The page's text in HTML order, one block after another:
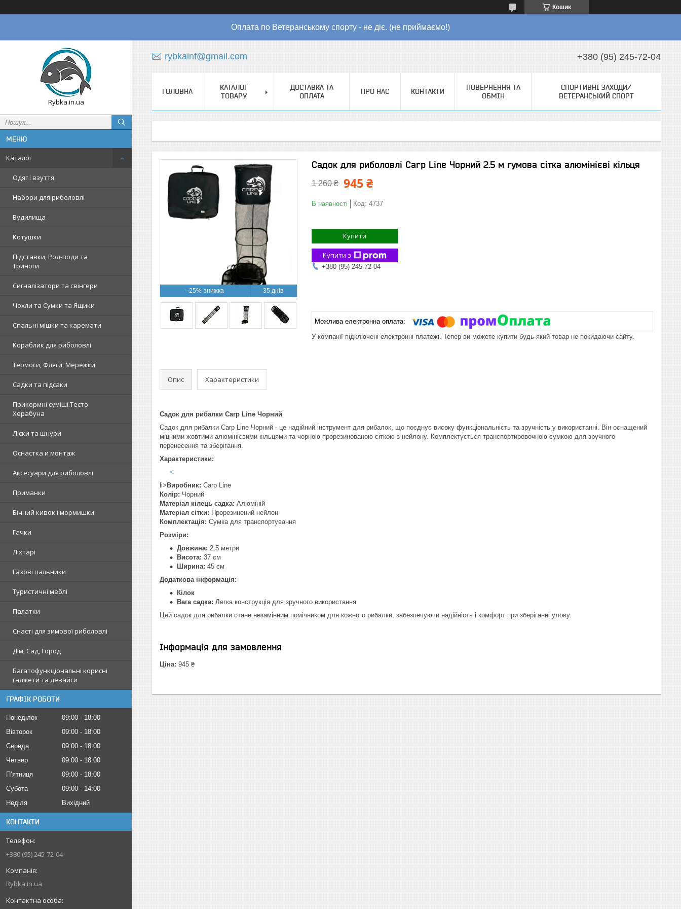
Кошик
Оплата по Ветеранському спорту - не діє. (не приймаємо!)
Rybka.in.ua
Каталог
Одяг і взуття
Набори для риболовлі
Вудилища
Котушки
Підставки, Род-поди та
Триноги
Сигналізатори та свінгери
Чохли та Сумки та Ящики
Спальні мішки та каремати
Кораблик для риболовлі
Термоси, Фляги, Мережки
Садки та підсаки
Прикормні суміші.Тесто
Херабуна
Ліски та шнури
Оснастка и монтаж
Аксесуари для риболовлі
Приманки
Бічний кивок і мормишки
Гачки
Ліхтарі
Газові пальники
Туристичні меблі
Палатки
Снасті для зимової риболовлі
Дім, Сад, Город
Багатофункціональні корисні
ґаджети та девайси
ГРАФІК РОБОТИ
Понеділок 09:00
18:00
Вівторок
09:00
18:00
Середа
09:00
18:00
Четвер
09:00
18:00
Пʼятниця
09:00
18:00
Субота
09:00
14:00
Неділя
Вихідний
КОНТАКТИ
+380 (95) 245-72-04
Rybka.in.ua
rybkainf@gmail.com +380 (95) 245-72-04
ГОЛОВНА
КАТАЛОГ
ТОВАРУ
ДОСТАВКА ТА
ОПЛАТА
ПРО НАС КОНТАКТИ
ПОВЕРНЕННЯ ТА
ОБМІН
СПОРТИВНІ ЗАХОДИ/
ВЕТЕРАНСЬКИЙ СПОРТ
–25% 35 днів
Садок для риболовлі Carp Line Чорний 2.5 м гумова сітка алюмінієві кільця
1 260 ₴ 945 ₴
В наявності Код: 4737
Купити
Купити з
+380 (95) 245-72-04
У компанії підключені електронні платежі. Тепер ви можете купити будь-який товар не покидаючи сайту.
Опис Характеристики
Садок для рибалки Carp Line Чорний
Садок для рибалки Carp Line Чорний - це надійний інструмент для рибалок, що поєднує високу функціональність та зручність у використанні. Він оснащений
міцними жовтими алюмінієвими кільцями та чорною прорезинованою сіткою з нейлону. Комплектується транспортировочною сумкою для зручного
перенесення та зберігання.
Характеристики:
<
li> Виробник: Carp Line
Колір: Чорний
Матеріал кілець садка: Алюміній
Матеріал сітки: Прорезинений нейлон
Комплектація: Сумка для транспортування
Розміри:
Довжина: 2.5 метри
Висота: 37 см
Ширина: 45 см
Додаткова інформація:
Кілок
Вага садка: Легка конструкція для зручного використання
Цей садок для рибалки стане незамінним помічником для кожного рибалки, забезпечуючи надійність і комфорт при зберіганні улову.
Інформація для замовлення
Ціна: 945 ₴